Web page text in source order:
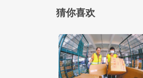
猜你喜欢